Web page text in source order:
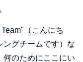
（こんにち
ングチームです）な
何のためにここにい